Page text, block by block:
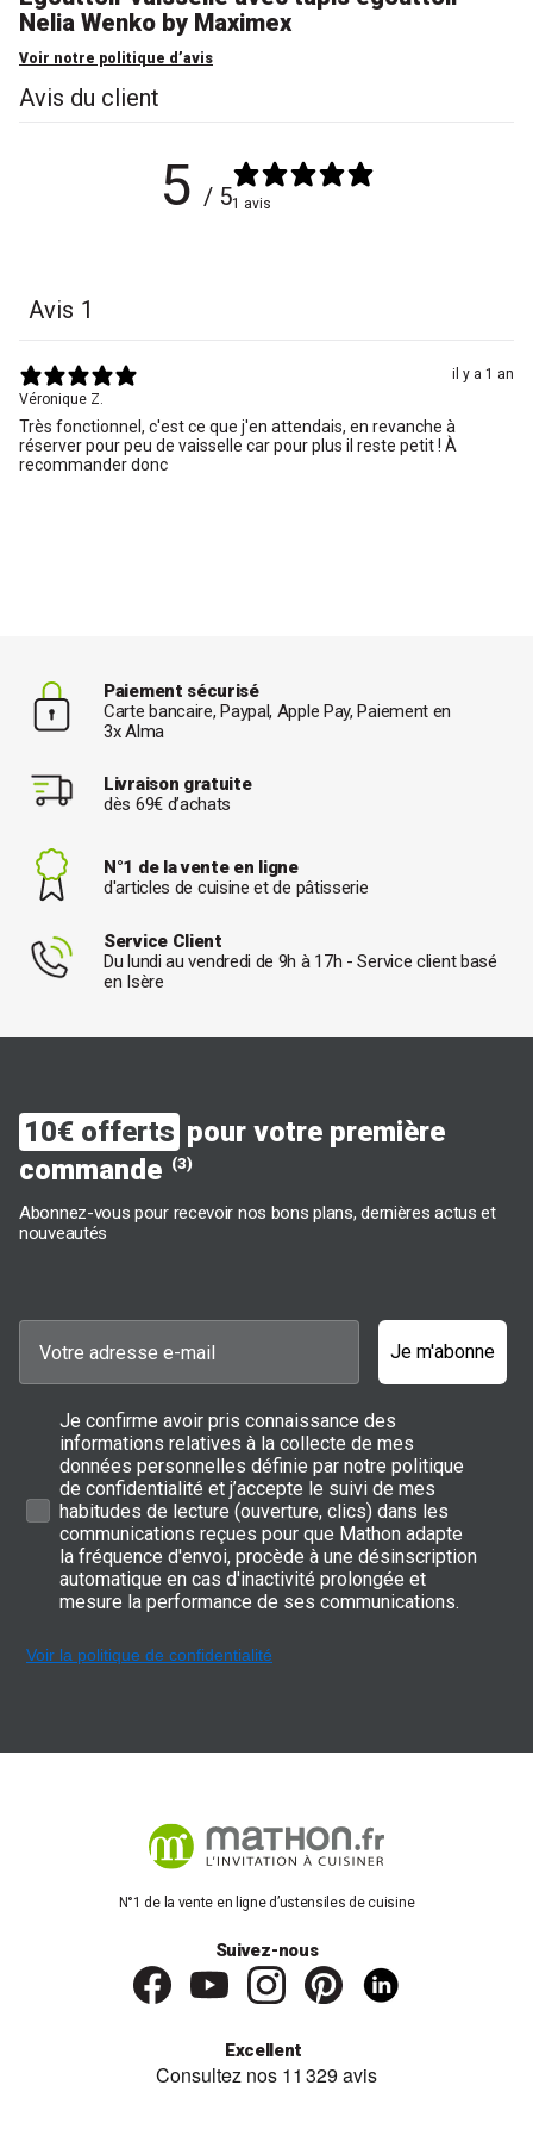
Nelia Wenko by Maximex
Voir notre politique d’avis
Avis du client
5 / 51 avis
Avis 1
il y a 1 an
Véronique Z.
Très fonctionnel, c'est ce que j'en attendais, en revanche à
réserver pour peu de vaisselle car pour plus il reste petit ! À
recommander donc
Paiement sécurisé
Carte bancaire, Paypal, Apple Pay, Paiement en
3x Alma
Livraison gratuite
dès 69€ d’achats
N°1 de la vente en ligne
d'articles de cuisine et de pâtisserie
Service Client
Du lundi au vendredi de 9h à 17h - Service client basé
en Isère
10€ offerts pour votre première
commande (3)
Abonnez-vous pour recevoir nos bons plans, dernières actus et
nouveautés
Je m'abonne
Je confirme avoir pris connaissance des
informations relatives à la collecte de mes
données personnelles définie par notre politique
de confidentialité et j’accepte le suivi de mes
habitudes de lecture (ouverture, clics) dans les
communications reçues pour que Mathon adapte
la fréquence d'envoi, procède à une désinscription
automatique en cas d'inactivité prolongée et
mesure la performance de ses communications.
Voir la politique de confidentialité
N°1 de la vente en ligne d’ustensiles de cuisine
Suivez-nous
Excellent